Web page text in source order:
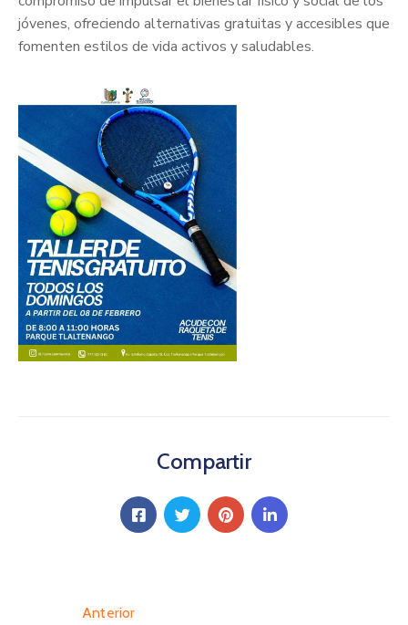
jóvenes, ofreciendo alternativas gratuitas y accesibles que
fomenten estilos de vida activos y saludables.
Compartir
Anterior